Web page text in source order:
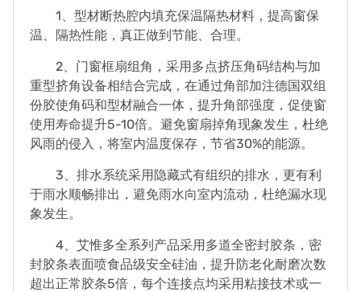
1、型材断热腔内填充保温隔热材料，提高窗保
温、隔热性能，真正做到节能、合理。
2、门窗框扇组角，采用多点挤压角码结构与加
重型挤角设备相结合完成，在通过角部加注德国双组
份胶使角码和型材融合一体，提升角部强度，促使窗
使用寿命提升5-10倍。避免窗扇掉角现象发生，杜绝
风雨的侵入，将室内温度保存，节省30%的能源。
3、排水系统采用隐藏式有组织的排水，更有利
于雨水顺畅排出，避免雨水向室内流动，杜绝漏水现
象发生。
4、艾惟多全系列产品采用多道全密封胶条，密
封胶条表面喷食品级安全硅油，提升防老化耐磨次数
超出正常胶条5倍，每个连接点均采用粘接技术或一